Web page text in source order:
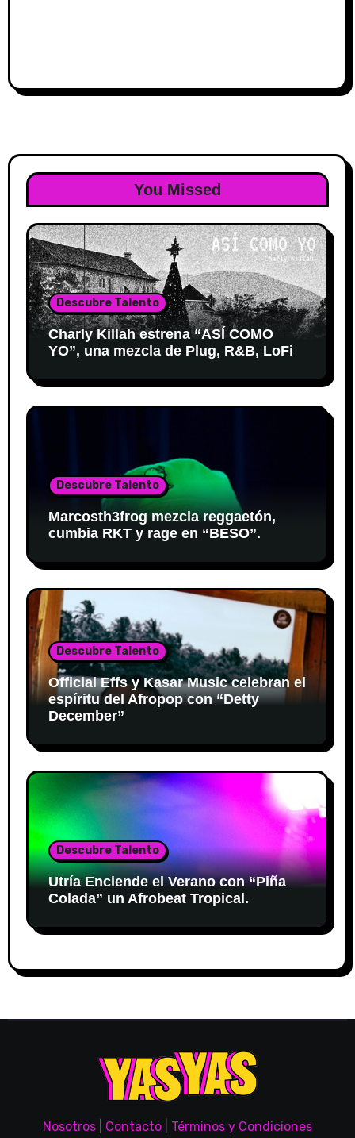
You Missed
Descubre Talento
Charly Killah estrena “ASÍ COMO
YO”, una mezcla de Plug, R&B, LoFi
Descubre Talento
Marcosth3frog mezcla reggaetón,
cumbia RKT y rage en “BESO”.
Descubre Talento
Official Effs y Kasar Music celebran el
espíritu del Afropop con “Detty
December”
Descubre Talento
Utría Enciende el Verano con “Piña
Colada” un Afrobeat Tropical.
Nosotros Contacto Términos y Condiciones